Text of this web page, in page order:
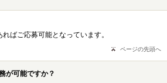
ばご応募可能となっています。
ページの先頭へ
が可能ですか？